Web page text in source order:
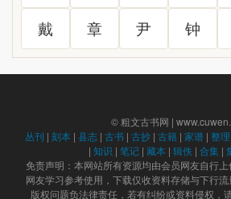
戴
章 尹 钟
© 粗文古书网 |
丛刊 | 刻本| 县志| 古书 | 古抄| 古籍| 家谱| 整理
| 知识 | 笔记 | 藏本 | 辑佚 | 合集 |
免责声明：本网站所有资源均由会员网友自行
网友学习参考使用，下载仅收资料存储与下行
版权问题负法律责任，若有纠纷或资料侵权，